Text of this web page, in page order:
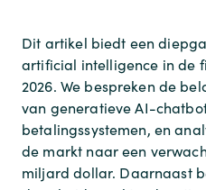
Dit artikel biedt een
artificial intelligence in de
2026. We bespreken de
van generatieve AI-
betalingssystemen, en
de markt naar een
miljard dollar. Daarnaast